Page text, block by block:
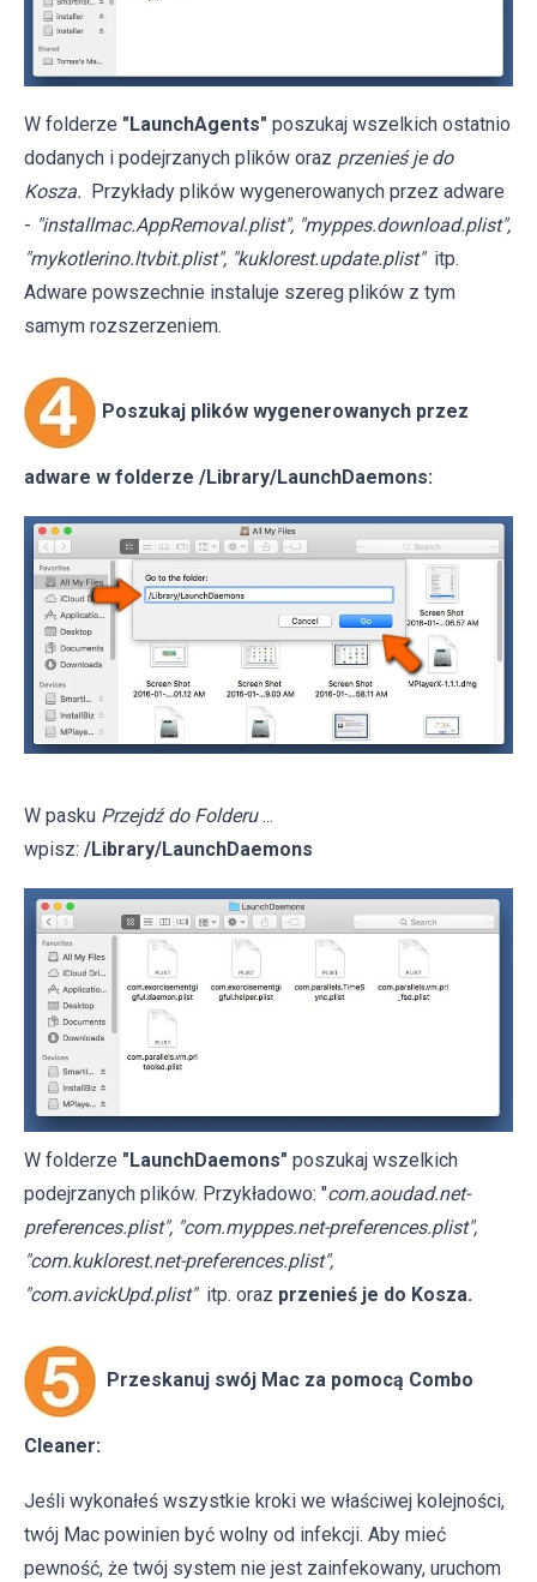
W folderze "LaunchAgents" poszukaj wszelkich ostatnio
dodanych i podejrzanych plików oraz przenieś je do
Kosza. Przykłady plików wygenerowanych przez adware
- "installmac.AppRemoval.plist", "myppes.download.plist",
"mykotlerino.ltvbit.plist", "kuklorest.update.plist" itp.
Adware powszechnie instaluje szereg plików z tym
samym rozszerzeniem.
Poszukaj plików wygenerowanych przez
adware w folderze /Library/LaunchDaemons:
W pasku Przejdź do Folderu ...
wpisz: /Library/LaunchDaemons
W folderze "LaunchDaemons" poszukaj wszelkich
podejrzanych plików. Przykładowo: "com.aoudad.net-
preferences.plist", "com.myppes.net-preferences.plist",
"com.kuklorest.net-preferences.plist",
"com.avickUpd.plist" itp. oraz przenieś je do Kosza.
Przeskanuj swój Mac za pomocą Combo
Cleaner:
Jeśli wykonałeś wszystkie kroki we właściwej kolejności,
twój Mac powinien być wolny od infekcji. Aby mieć
pewność, że twój system nie jest zainfekowany, uruchom